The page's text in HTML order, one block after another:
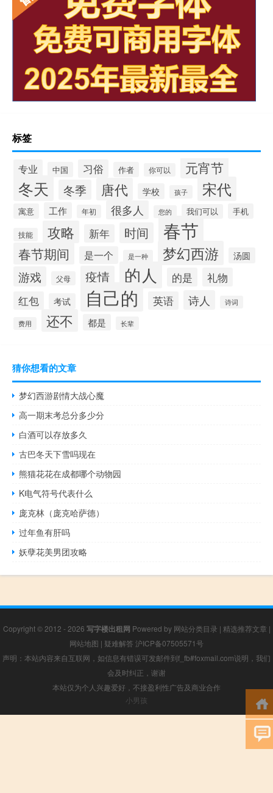
标签
专业 中国 习俗 作者 你可以 元宵节
冬天 冬季 唐代 学校 孩子 宋代
寓意 工作 年初 很多人 您的 我们可以 手机
技能 攻略 新年 时间 春节
春节期间 是一个 是一种 梦幻西游 汤圆
游戏 父母 疫情 的人 的是 礼物
红包 考试 自己的 英语 诗人 诗词
费用 还不 都是 长辈
猜你想看的文章
梦幻西游剧情大战心魔
高一期末考总分多少分
白酒可以存放多久
古巴冬天下雪吗现在
熊猫花花在成都哪个动物园
K电气符号代表什么
庞克林（庞克哈萨德）
过年鱼有肝吗
妖孽花美男团攻略
Copyright © 2012 - 2026 写字楼出租网 Powered by 网站分类目录 | 精选推荐文章 |
网站地图 | 疑难解答 沪ICP备07505571号
声明：本站内容来自互联网，如信息有错误可发邮件到f_fb#foxmail.com说明，我们
会及时纠正，谢谢
本站仅为个人兴趣爱好，不接盈利性广告及商业合作
小男孩